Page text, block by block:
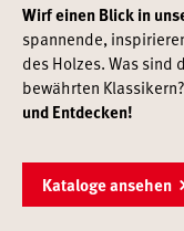
Infos
Kataloge
Kontakt &
Wirf einen Blick in
spannende,
des Holzes. Was sind
bewährten
und Entdecken!
Kataloge ansehen